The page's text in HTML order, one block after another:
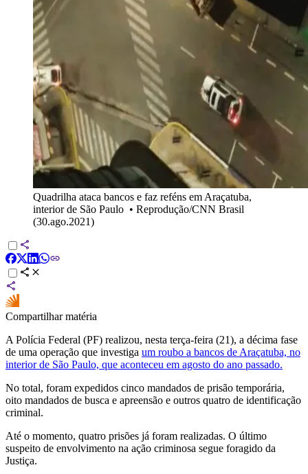
Quadrilha ataca bancos e faz reféns em Araçatuba,
interior de São Paulo • Reprodução/CNN Brasil
(30.ago.2021)
Compartilhar matéria
A Polícia Federal (PF) realizou, nesta terça-feira (21), a décima fase
de uma operação que investiga um roubo a bancos de Araçatuba, no
interior de São Paulo, que aconteceu em agosto do ano passado.
No total, foram expedidos cinco mandados de prisão temporária,
oito mandados de busca e apreensão e outros quatro de identificação
criminal.
Até o momento, quatro prisões já foram realizadas. O último
suspeito de envolvimento na ação criminosa segue foragido da
Justiça.